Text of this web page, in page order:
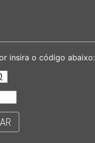
insira o código abaixo: